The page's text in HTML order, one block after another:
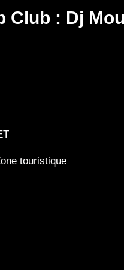
Club : Dj
touristique